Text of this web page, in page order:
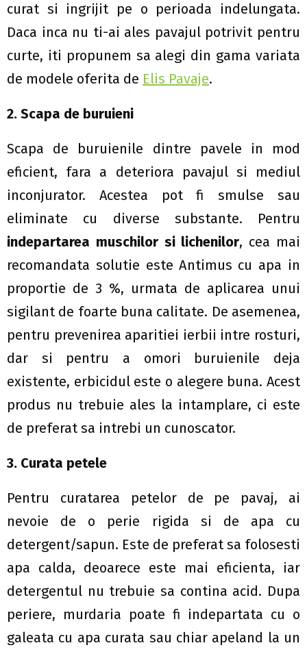
curat si ingrijit pe o perioada indelungata.
Daca inca nu ti-ai ales pavajul potrivit pentru
curte, iti propunem sa alegi din gama variata
de modele oferita de Elis Pavaje.
2. Scapa de buruieni
Scapa de buruienile dintre pavele in mod
eficient, fara a deteriora pavajul si mediul
inconjurator. Acestea pot fi smulse sau
eliminate cu diverse substante. Pentru
indepartarea muschilor si lichenilor, cea mai
recomandata solutie este Antimus cu apa in
proportie de 3 %, urmata de aplicarea unui
sigilant de foarte buna calitate. De asemenea,
pentru prevenirea aparitiei ierbii intre rosturi,
dar si pentru a omori buruienile deja
existente, erbicidul este o alegere buna. Acest
produs nu trebuie ales la intamplare, ci este
de preferat sa intrebi un cunoscator.
3. Curata petele
Pentru curatarea petelor de pe pavaj, ai
nevoie de o perie rigida si de apa cu
detergent/sapun. Este de preferat sa folosesti
apa calda, deoarece este mai eficienta, iar
detergentul nu trebuie sa contina acid. Dupa
periere, murdaria poate fi indepartata cu o
galeata cu apa curata sau chiar apeland la un